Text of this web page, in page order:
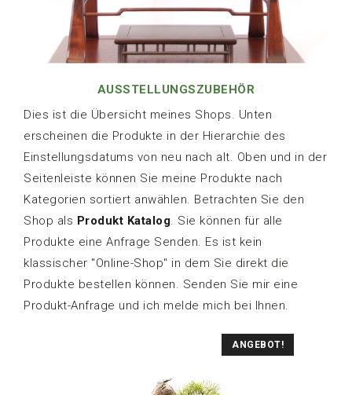
AUSSTELLUNGSZUBEHÖR
Dies ist die Übersicht meines Shops. Unten
erscheinen die Produkte in der Hierarchie des
Einstellungsdatums von neu nach alt. Oben und in der
Seitenleiste können Sie meine Produkte nach
Kategorien sortiert anwählen. Betrachten Sie den
Shop als Produkt Katalog. Sie können für alle
Produkte eine Anfrage Senden. Es ist kein
klassischer "Online-Shop" in dem Sie direkt die
Produkte bestellen können. Senden Sie mir eine
Produkt-Anfrage und ich melde mich bei Ihnen.
ANGEBOT!